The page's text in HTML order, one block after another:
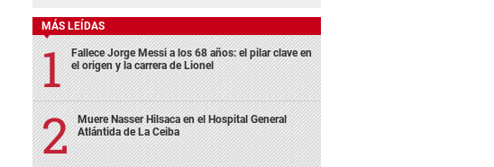
MÁS LEÍDAS
Fallece Jorge Messi a los 68 años: el pilar clave en
el origen y la carrera de Lionel
Muere Nasser Hilsaca en el Hospital General
Atlántida de La Ceiba